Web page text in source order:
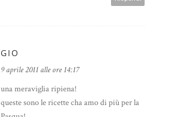
GIO
9 aprile 2011 alle ore 14:17
una meraviglia ripiena!
queste sono le ricette cha amo di più per la